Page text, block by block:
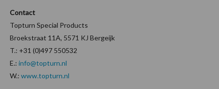
Contact
Topturn Special Products
Broekstraat 11A, 5571 KJ Bergeijk
T.: +31 (0)497 550532
E.: info@topturn.nl
W.: www.topturn.nl